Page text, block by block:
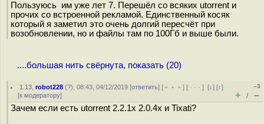
Пользуюсь им уже лет 7. Перешёл со всяких utorrent и
прочих со встроенной рекламой. Единственный косяк
который я заметил это очень долгий пересчёт при
возобновлении, но и файлы там по 100Гб и выше были.
....большая нить свёрнута, показать (20)
1.13 ,robot228 (?), 08:43, 04/12/2019 [ответить] [ ﹢﹢﹢] [ · · ·][↓] [↑]
[к модератору]
–3
+ / –
Зачем если есть utorrent 2.2.1x 2.0.4x и Tixati?